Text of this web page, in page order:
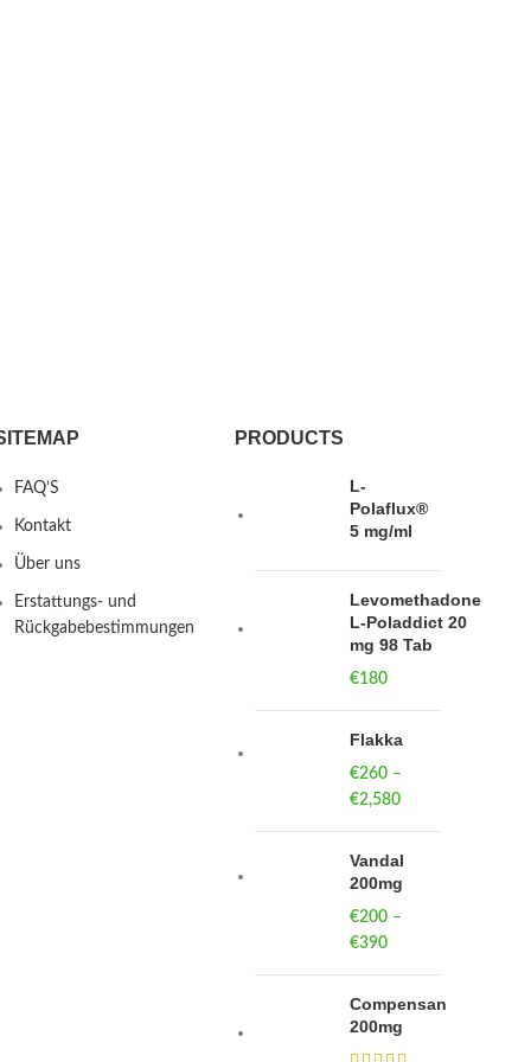
FAQ’S
Kontakt
Über uns
Erstattungs- und
Rückgabebestimmungen
PRODUCTS
L-
Polaflux®
5 mg/ml
Levomethadone
L-Poladdict 20
mg 98 Tab
€180
Flakka
€260 –
€2,580
€260
through
Vandal
200mg
€200 –
€390
through
Compensan
200mg